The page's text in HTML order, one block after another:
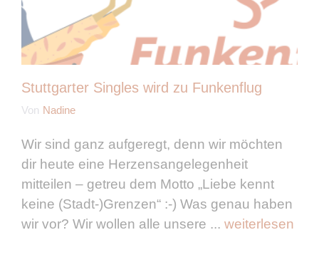
Stuttgarter Singles wird zu Funkenflug
Von Nadine
Wir sind ganz aufgeregt, denn wir möchten
dir heute eine Herzensangelegenheit
mitteilen – getreu dem Motto „Liebe kennt
keine (Stadt-)Grenzen“ :-) Was genau haben
wir vor? Wir wollen alle unsere ... weiterlesen